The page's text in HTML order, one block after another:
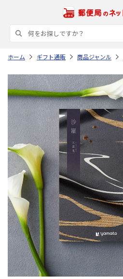
ホーム ギフト通販 商品ジャンル